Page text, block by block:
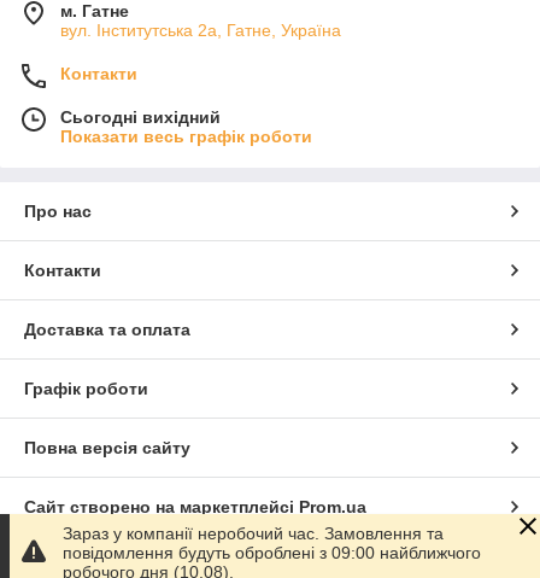
м. Гатне
вул. Інститутська 2а, Гатне, Україна
Контакти
Сьогодні вихідний
Показати весь графік роботи
Про нас
Контакти
Доставка та оплата
Графік роботи
Повна версія сайту
Сайт створено на маркетплейсі Prom.ua
Політика конфіденційності
Зараз у компанії неробочий час. Замовлення та
повідомлення будуть оброблені з 09:00 найближчого
робочого дня (10.08).